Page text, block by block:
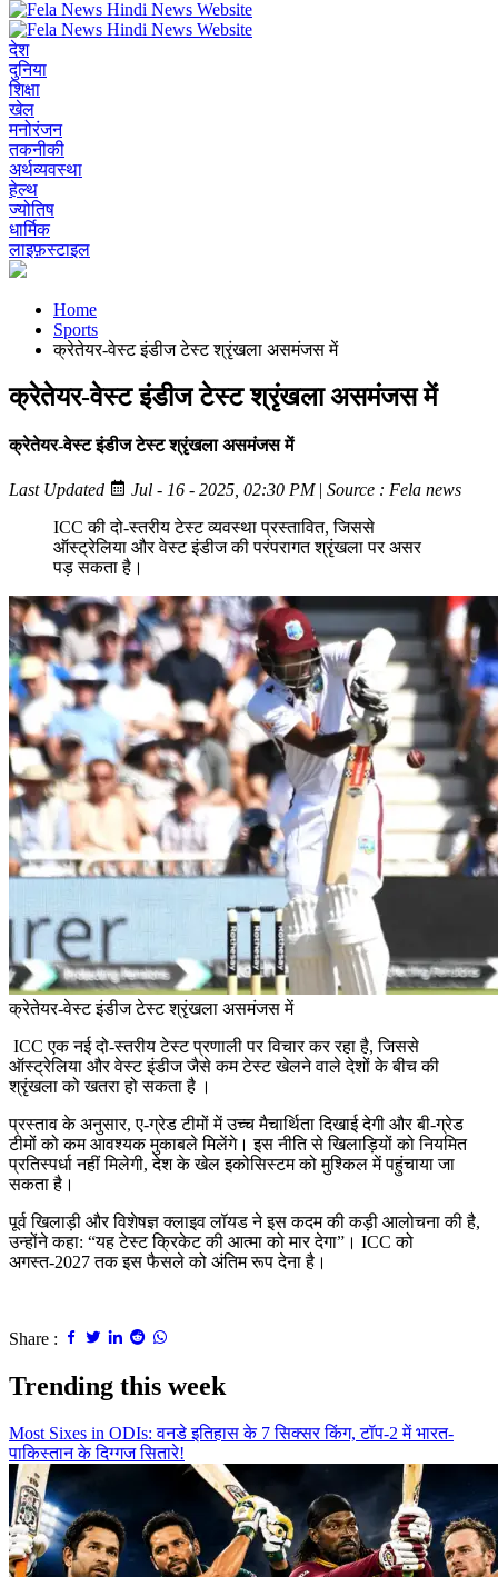
देश
दुनिया
शिक्षा
खेल
मनोरंजन
तकनीकी
अर्थव्यवस्था
हेल्थ
ज्योतिष
धार्मिक
लाइफ़स्टाइल
Home
Sports
क्रेतेयर-वेस्ट इंडीज टेस्ट श्रृंखला असमंजस में
क्रेतेयर-वेस्ट इंडीज टेस्ट श्रृंखला असमंजस में
क्रेतेयर-वेस्ट इंडीज टेस्ट श्रृंखला असमंजस में
Last Updated Jul - 16 - 2025, 02:30 PM| Source : Fela news
ICC की दो-स्तरीय टेस्ट व्यवस्था प्रस्तावित, जिससे
ऑस्ट्रेलिया और वेस्ट इंडीज की परंपरागत श्रृंखला पर असर
पड़ सकता है।
क्रेतेयर-वेस्ट इंडीज टेस्ट श्रृंखला असमंजस में
ICC एक नई दो-स्तरीय टेस्ट प्रणाली पर विचार कर रहा है, जिससे
ऑस्ट्रेलिया और वेस्ट इंडीज जैसे कम टेस्ट खेलने वाले देशों के बीच की
श्रृंखला को खतरा हो सकता है ।
प्रस्ताव के अनुसार, ए-ग्रेड टीमों में उच्च मैचार्थिता दिखाई देगी और बी-ग्रेड
टीमों को कम आवश्यक मुकाबले मिलेंगे। इस नीति से खिलाड़ियों को नियमित
प्रतिस्पर्धा नहीं मिलेगी, देश के खेल इकोसिस्टम को मुश्किल में पहुंचाया जा
सकता है।
पूर्व खिलाड़ी और विशेषज्ञ क्लाइव लॉयड ने इस कदम की कड़ी आलोचना की है,
उन्होंने कहा: “यह टेस्ट क्रिकेट की आत्मा को मार देगा”। ICC को
अगस्त-2027 तक इस फैसले को अंतिम रूप देना है।
Share :
Trending this week
Most Sixes in ODIs: वनडे इतिहास के 7 सिक्सर किंग, टॉप-2 में भारत-
पाकिस्तान के दिग्गज सितारे!